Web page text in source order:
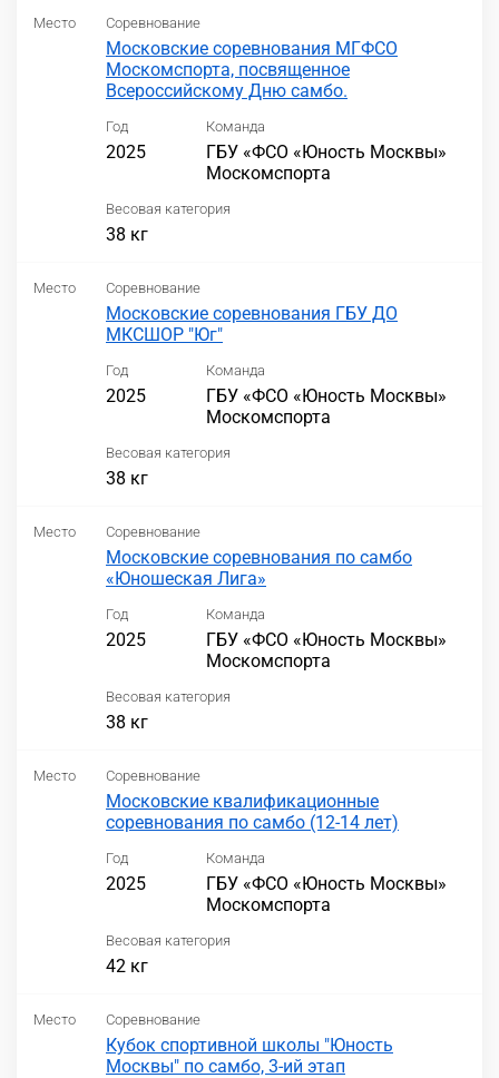
Место Соревнование
Московские соревнования МГФСО
Москомспорта, посвященное
Всероссийскому Дню самбо.
Год
2025
Команда
ГБУ «ФСО «Юность Москвы»
Москомспорта
Весовая категория
38 кг
Место Соревнование
Московские соревнования ГБУ ДО
МКСШОР "Юг"
Год
2025
Команда
ГБУ «ФСО «Юность Москвы»
Москомспорта
Весовая категория
38 кг
Место Соревнование
Московские соревнования по самбо
«Юношеская Лига»
Год
2025
Команда
ГБУ «ФСО «Юность Москвы»
Москомспорта
Весовая категория
38 кг
Место Соревнование
Московские квалификационные
соревнования по самбо (12-14 лет)
Год
2025
Команда
ГБУ «ФСО «Юность Москвы»
Москомспорта
Весовая категория
42 кг
Место Соревнование
Кубок спортивной школы "Юность
Москвы" по самбо, 3-ий этап